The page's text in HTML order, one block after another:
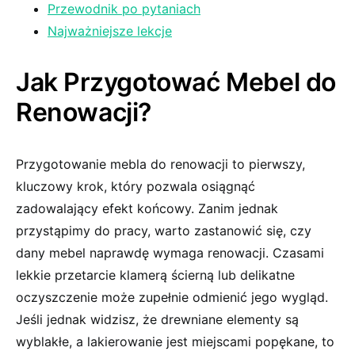
Przewodnik po pytaniach
Najważniejsze lekcje
Jak⁣ Przygotować Mebel do
Renowacji?
Przygotowanie mebla ​do renowacji to pierwszy,
kluczowy krok, który pozwala​ osiągnąć
zadowalający⁣ efekt końcowy. Zanim jednak
przystąpimy do pracy, warto zastanowić się, czy
dany mebel naprawdę wymaga renowacji. Czasami
⁢lekkie przetarcie klamerą ścierną lub delikatne‍
oczyszczenie⁤ może zupełnie odmienić jego wygląd.
Jeśli ⁢jednak widzisz, że drewniane elementy są
wyblakłe, a lakierowanie jest miejscami popękane, to